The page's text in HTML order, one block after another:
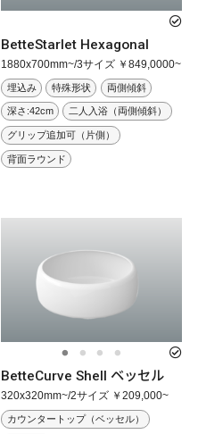
BetteStarlet Hexagonal
1880x700mm~/3サイズ ￥849,0000~
埋込み 特殊形状 両側傾斜
深さ:42cm 二人入浴（両側傾斜）
グリップ追加可（片側）
背面ラウンド
BetteCurve Shell ベッセル
320x320mm~/2サイズ ￥209,000~
カウンタートップ（ベッセル）